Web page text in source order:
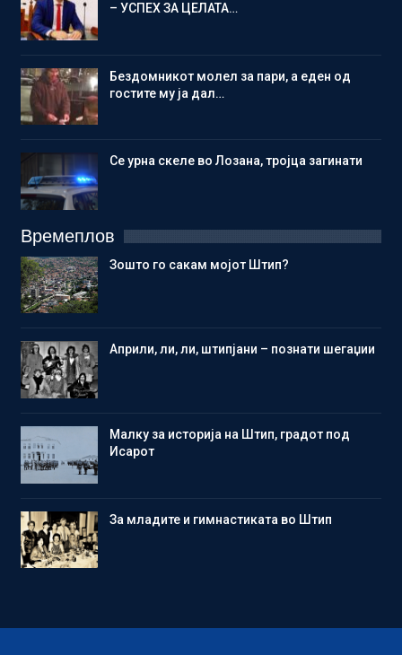
– УСПЕХ ЗА ЦЕЛАТА…
Бездомникот молел за пари, а еден од
гостите му ја дал…
Се урна скеле во Лозана, тројца загинати
Времеплов
Зошто го сакам мојот Штип?
Aприли, ли, ли, штипјани – познати шегаџии
Малку за историја на Штип, градот под
Исарот
Зa младите и гимнастиката во Штип